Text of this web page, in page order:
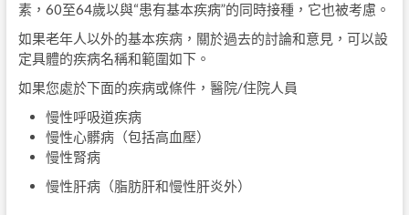
素，60至64歲以與“患有基本疾病”的同時接種，它也被考慮。
如果老年人以外的基本疾病，關於過去的討論和意見，可以設
定具體的疾病名稱和範圍如下。
如果您處於下面的疾病或條件，醫院/住院人員
慢性呼吸道疾病
慢性心髒病（包括高血壓）
慢性腎病
慢性肝病（脂肪肝和慢性肝炎外）